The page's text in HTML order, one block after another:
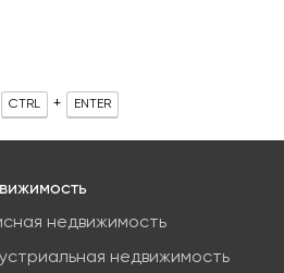
CTRL + ENTER
недвижимость
недвижимость